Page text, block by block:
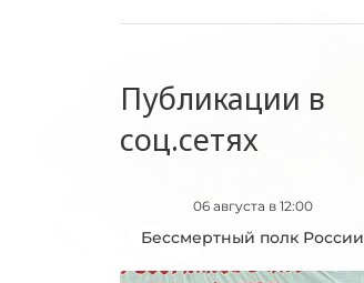
Публикации в
соц.сетях
06 августа в 12:00
Бессмертный полк России